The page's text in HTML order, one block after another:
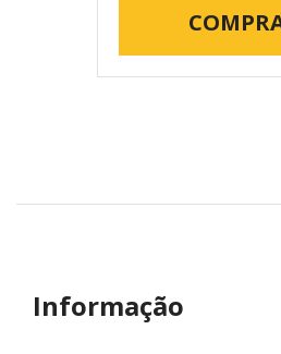
Informação